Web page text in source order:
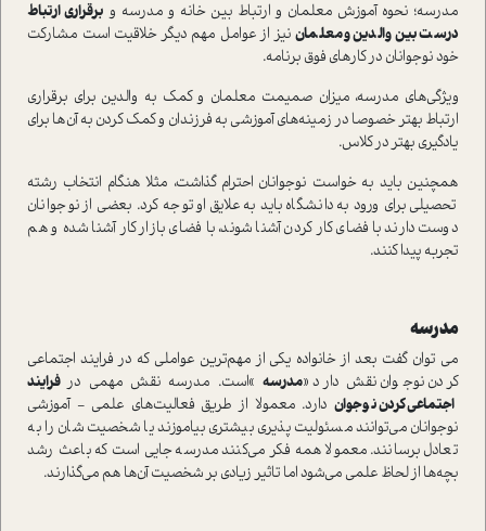
مدرسه؛ نحوه آموزش معلمان و ارتباط بين خانه و مدرسه و برقراري ارتباط
درست بين والدين و معلمان نيز از عوامل مهم ديگر خلاقيت است مشاركت
خود نوجوانان در كارهاي فوق برنامه.
ويژگي‌هاي مدرسه، ميزان صميمت معلمان و كمك به والدين براي برقراري
ارتباط بهتر خصوصا در زمينه‌هاي آموزشي به فرزندان و كمك كردن به آن‌ها براي
يادگيري بهتر در كلاس.
همچنين بايد به خواست نوجوانان احترام گذاشت، مثلا هنگام انتخاب رشته
تحصيلي براي ورود به دانشگاه بايد به علايق او توجه كرد. بعضي از نوجوانان
دوست دارند با فضاي كار كردن آشنا شوند، با فضاي بازار كار آشنا شده و هم
تجربه پيدا كنند.
مدرسه
مي توان گفت بعد از خانواده يكي از مهم‌ترين عواملي كه در فرايند اجتماعي
كردن نوجوان نقش دارد «مدرسه »است. مدرسه نقش مهمي درفرايند
اجتماعي كردن نوجوان دارد. معمولا از طريق فعاليت‌هاي علمي - آموزشي
نوجوانان مي‌توانند مسئوليت پذيري بيشتري بياموزند يا شخصيت شان را به
تعادل برسانند. معمولا همه فكر مي‌كنند مدرسه جايي است كه باعث رشد
بچه‌ها از لحاظ علمي مي‌شود اما تاثير زيادي بر شخصيت آن‌ها هم مي‌گذارند.